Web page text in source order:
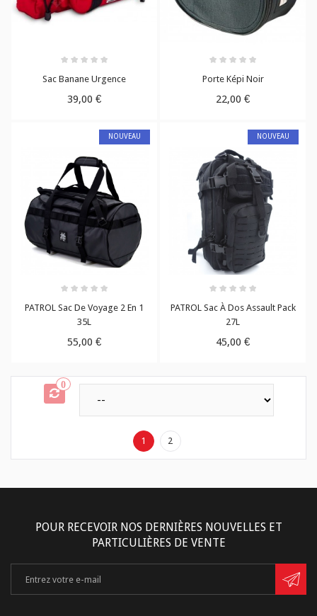
Sac Banane Urgence
39,00 €
Porte Képi Noir
22,00 €
NOUVEAU
PATROL Sac De Voyage 2 En 1
35L
55,00 €
NOUVEAU
PATROL Sac À Dos Assault Pack
27L
45,00 €
0
1 2
POUR RECEVOIR NOS DERNIÈRES NOUVELLES ET
PARTICULIÈRES DE VENTE